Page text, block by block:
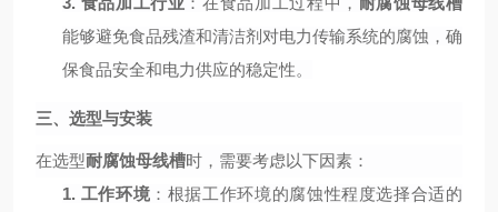
能够避免食品残渣和清洁剂对电力传输系统的腐蚀，确
保食品安全和电力供应的稳定性。
三、选型与安装
在选型耐腐蚀母线槽时，需要考虑以下因素：
1. 工作环境 ：根据工作环境的腐蚀性程度选择合适的